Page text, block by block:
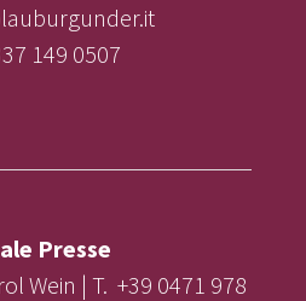
149 0507
Presse
Wein | T. +39 0471 978